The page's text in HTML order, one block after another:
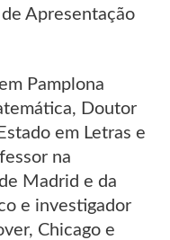
Apresentação
Pamplona
Doutor
em Letras e
na
Madrid e da
e investigador
Chicago e